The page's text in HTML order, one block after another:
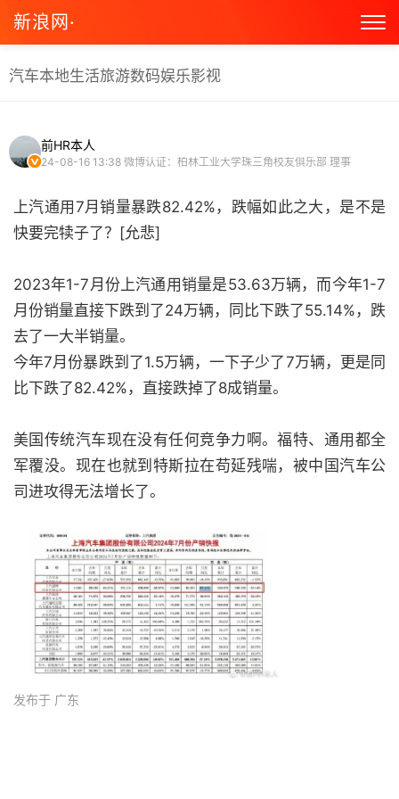
新浪网·
汽车本地生活旅游数码娱乐影视
前HR本人
24-08-16 13:38 微博认证：柏林工业大学珠三角校友俱乐部 理事
上汽通用7月销量暴跌82.42%，跌幅如此之大，是不是
快要完犊子了？[允悲]
2023年1-7月份上汽通用销量是53.63万辆，而今年1-7
月份销量直接下跌到了24万辆，同比下跌了55.14%，跌
去了一大半销量。
今年7月份暴跌到了1.5万辆，一下子少了7万辆，更是同
比下跌了82.42%，直接跌掉了8成销量。
美国传统汽车现在没有任何竞争力啊。福特、通用都全
军覆没。现在也就到特斯拉在苟延残喘，被中国汽车公
司进攻得无法增长了。
发布于 广东